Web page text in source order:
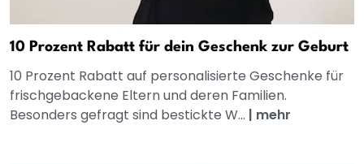
10 Prozent Rabatt für dein Geschenk zur Geburt
10 Prozent Rabatt auf personalisierte Geschenke für
frischgebackene Eltern und deren Familien.
Besonders gefragt sind bestickte W... | mehr